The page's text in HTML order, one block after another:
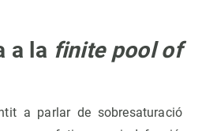
a la finite pool of
a parlar de sobresaturació